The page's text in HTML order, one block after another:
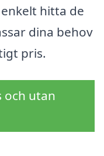
hitta de
dina behov
pris.
och utan